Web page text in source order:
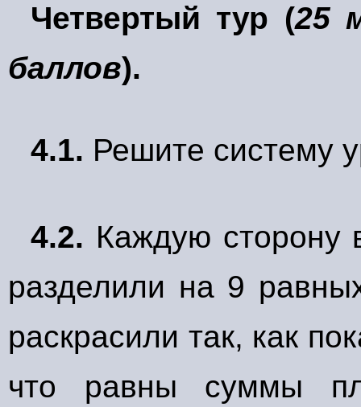
Четвертый тур (25
баллов).
4.1. Решите систему
4.2. Каждую сторону
разделили на 9
раскрасили так, как
что равны суммы